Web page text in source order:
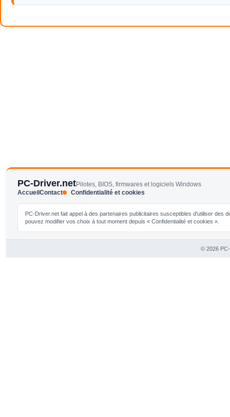
PC-Driver.netPilotes, BIOS, firmwares et logiciels Windows
AccueilContact Confidentialité et cookies
PC-Driver.net fait appel à des partenaires publicitaires susceptibles d'utiliser
pouvez modifier vos choix à tout moment depuis « Confidentialité et cookies ».
© 2026